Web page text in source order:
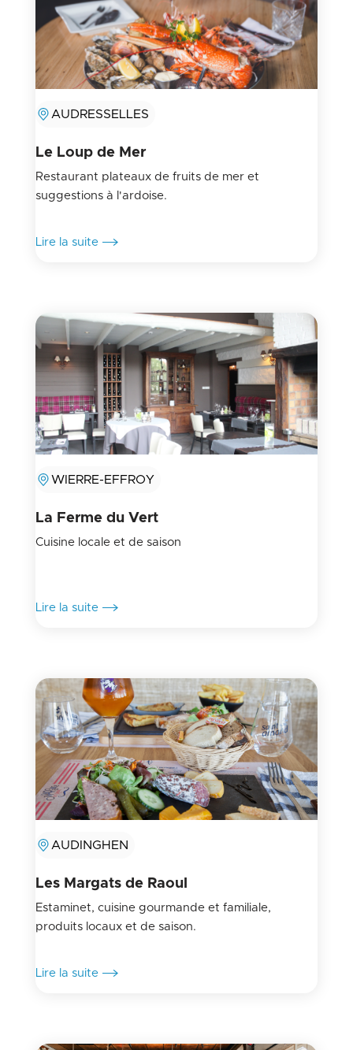
AUDRESSELLES
Le Loup de Mer
Restaurant plateaux de fruits de mer et
suggestions à l'ardoise.
Lire la suite
WIERRE-EFFROY
La Ferme du Vert
Cuisine locale et de saison
Lire la suite
AUDINGHEN
Les Margats de Raoul
Estaminet, cuisine gourmande et familiale,
produits locaux et de saison.
Lire la suite